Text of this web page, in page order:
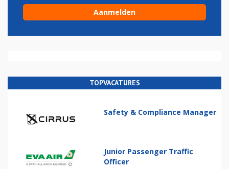
TOPVACATURES
Safety & Compliance Manager
Junior Passenger Traffic
Officer